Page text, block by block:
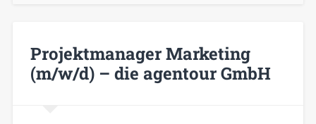
Projektmanager Marketing
(m/w/d) – die agentour GmbH